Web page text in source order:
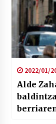
2022/01/
Alde